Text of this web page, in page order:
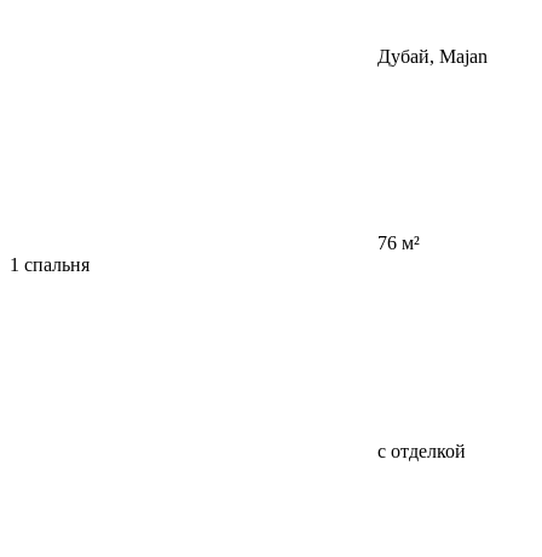
Дубай, Majan
76 м²
1 спальня
с отделкой